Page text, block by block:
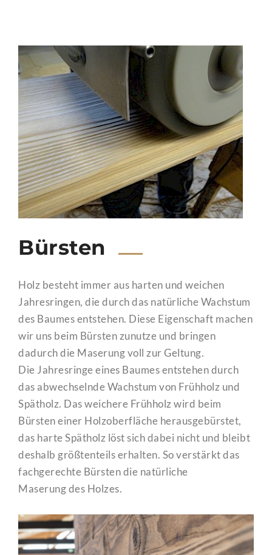
Bürsten
Holz besteht immer aus harten und weichen
Jahresringen, die durch das natürliche Wachstum
des Baumes entstehen. Diese Eigenschaft machen
wir uns beim Bürsten zunutze und bringen
dadurch die Maserung voll zur Geltung.
Die Jahresringe eines Baumes entstehen durch
das abwechselnde Wachstum von Frühholz und
Spätholz. Das weichere Frühholz wird beim
Bürsten einer Holzoberfläche herausgebürstet,
das harte Spätholz löst sich dabei nicht und bleibt
deshalb größtenteils erhalten. So verstärkt das
fachgerechte Bürsten die natürliche
Maserung des Holzes.